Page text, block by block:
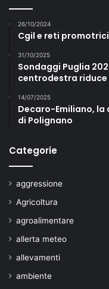
26/10/2024
Cgil e reti promotrici
31/10/2025
Sondaggi Puglia
centrodestra
14/07/2025
Decaro-Emiliano, la
di Polignano
Categorie
aggressione
Agricoltura
agroalimentare
allerta meteo
allevamenti
ambiente